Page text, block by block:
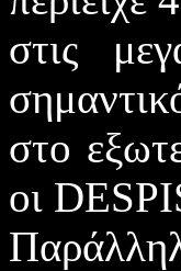
στις
στο
οι